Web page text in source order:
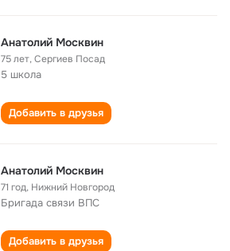
Анатолий Москвин
75 лет,Сергиев Посад
5 школа
Добавить в друзья
Анатолий Москвин
71 год, Нижний Новгород
Бригада связи ВПС
Добавить в друзья